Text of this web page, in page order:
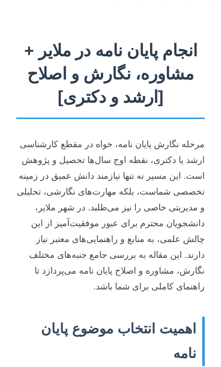
انجام پایان نامه در ملایر +
مشاوره، نگارش و اصلاح
[ارشد و دکتری]
مرحله نگارش پایان نامه، خواه در مقطع کارشناسی
ارشد یا دکتری، نقطه اوج سال‌ها تحصیل و پژوهش
است. این مسیر نه تنها نیازمند دانش عمیق در زمینه
تخصصی شماست، بلکه مهارت‌های نگارشی، تحلیلی
و مدیریتی خاصی را نیز می‌طلبد. در شهر ملایر،
دانشجویان محترم برای عبور موفقیت‌آمیز از این
چالش علمی، به منابع و راهنمایی‌های معتبر نیاز
دارند. این مقاله به بررسی جامع جنبه‌های مختلف
نگارش، مشاوره و اصلاح پایان نامه می‌پردازد تا
راهنمای کاملی برای شما باشد.
اهمیت انتخاب موضوع پایان
نامه